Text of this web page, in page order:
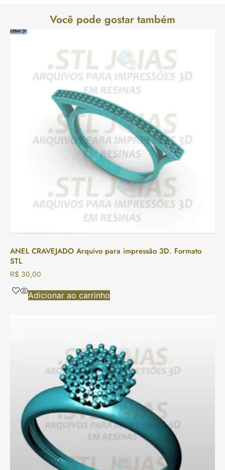
Você pode gostar também
ANEL CRAVEJADO Arquivo para impressão 3D. Formato
STL
R$ 30,00
Adicionar ao carrinho